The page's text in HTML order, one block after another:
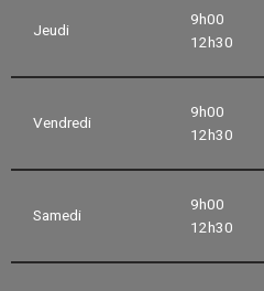
Jeudi
9h00
12h30
Vendredi
9h00
12h30
Samedi
9h00
12h30